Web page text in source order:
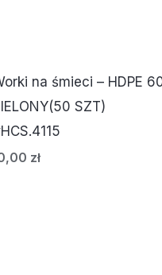
na śmieci – HDPE
SZT)
zł